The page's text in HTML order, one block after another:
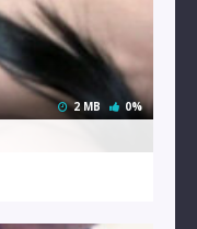
2 MB 0%